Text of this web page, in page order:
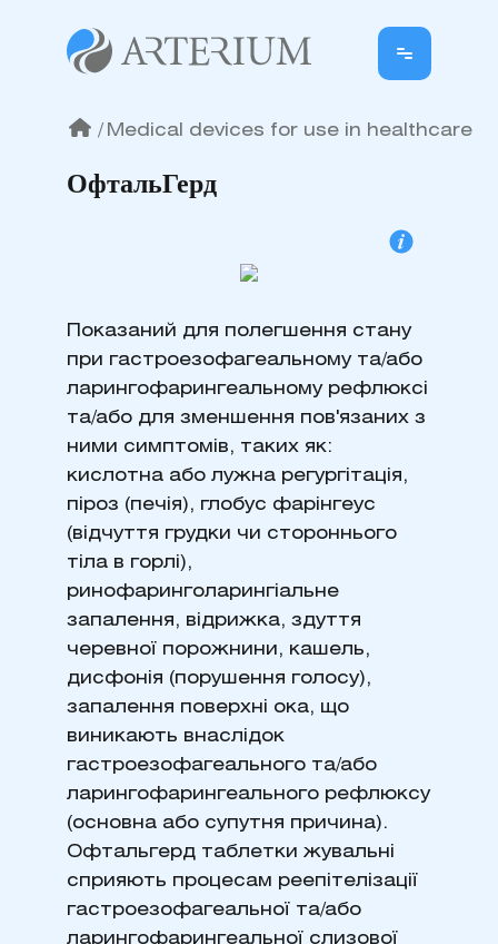
/ Medical devices for use in healthcare
ОфтальГерд
Показаний для полегшення стану
при гастроезофагеальному та/або
ларингофарингеальному рефлюксі
та/або для зменшення пов'язаних з
ними симптомів, таких як:
кислотна або лужна регургітація,
піроз (печія), глобус фарінгеус
(відчуття грудки чи стороннього
тіла в горлі),
ринофаринголарингіальне
запалення, відрижка, здуття
черевної порожнини, кашель,
дисфонія (порушення голосу),
запалення поверхні ока, що
виникають внаслідок
гастроезофагеального та/або
ларингофарингеального рефлюксу
(основна або супутня причина).
Офтальгерд таблетки жувальні
сприяють процесам реепітелізації
гастроезофагеальної та/або
ларингофарингеальної слизової